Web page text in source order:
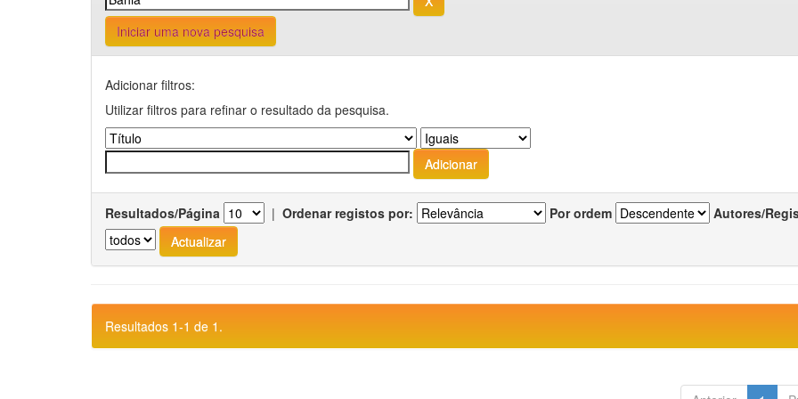
Iniciar uma nova pesquisa
Adicionar filtros:
Utilizar filtros para refinar o resultado da pesquisa.
Resultados/Página | Ordenar registos por: Por ordem Autores/
Resultados 1-1 de 1.